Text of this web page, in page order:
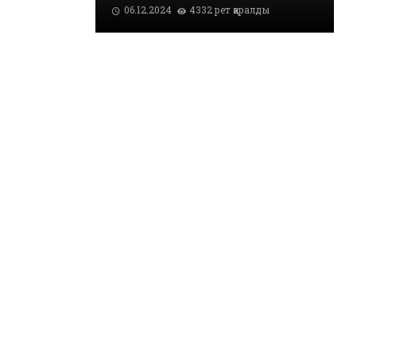
06.12.2024 4332 рет қаралды